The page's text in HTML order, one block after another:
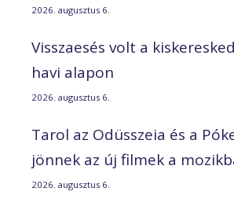
2026. augusztus 6.
Visszaesés volt a
havi alapon
2026. augusztus 6.
Tarol az Odüsszeia és a
jönnek az új filmek a
2026. augusztus 6.